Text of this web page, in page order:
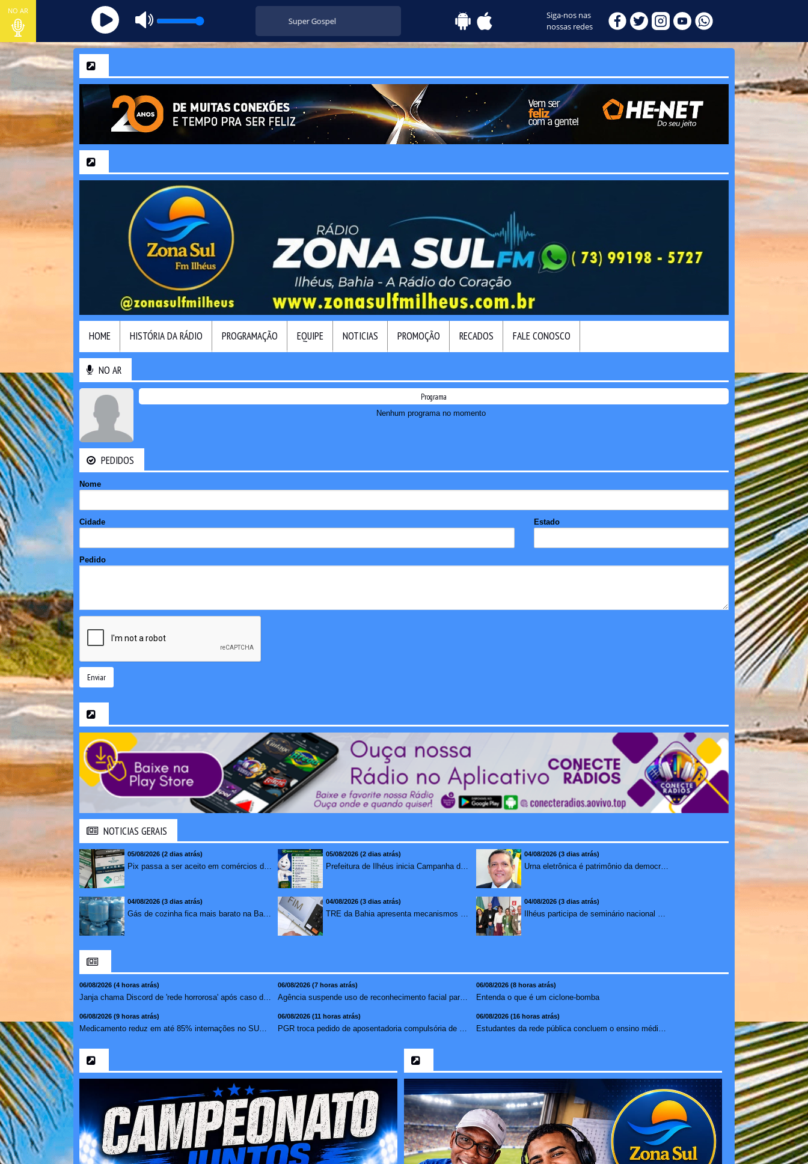
NO AR
Super Gospel
Siga-nos nas
nossas redes
HOME HISTÓRIA DA RÁDIO PROGRAMAÇÃO EQUIPE NOTICIAS PROMOÇÃO RECADOS FALE CONOSCO
NO AR
Programa
Nenhum programa no momento
PEDIDOS
Nome
Cidade Estado
Pedido
Enviar
NOTICIAS GERAIS
05/08/2026 (2 dias atrás) 05/08/2026 (2 dias atrás) 04/08/2026 (3 dias atrás)
Urna eletrônica é patrimônio da democracia, diz presidente do TSE
04/08/2026 (3 dias atrás) 04/08/2026 (3 dias atrás) 04/08/2026 (3 dias atrás)
06/08/2026 (4 horas atrás) 06/08/2026 (7 horas atrás)
Agência suspende uso de reconhecimento facial para chamada...
06/08/2026 (8 horas atrás)
Entenda o que é um ciclone-bomba
06/08/2026 (9 horas atrás) 06/08/2026 (11 horas atrás) 06/08/2026 (16 horas atrás)